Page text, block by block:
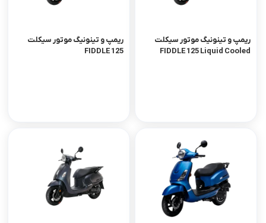
ریمپ و تینونیگ موتور سیکلت
FIDDLE 125
ریمپ و تینونیگ موتور سیکلت
FIDDLE 125 Liquid Cooled